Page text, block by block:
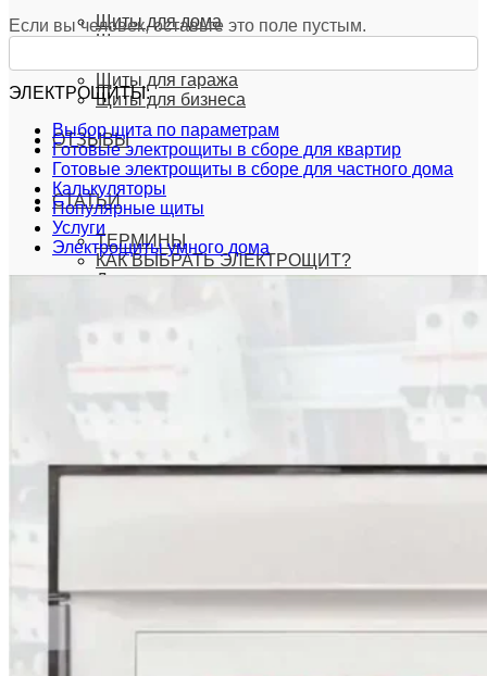
Щиты для дома
Щиты для квартиры
Щиты для гаража
Щиты для бизнеса
ОТЗЫВЫ
СТАТЬИ
ТЕРМИНЫ
КАК ВЫБРАТЬ ЭЛЕКТРОЩИТ?
Другие статьи
Если вы человек, оставьте это поле пустым.
ЭЛЕКТРОЩИТЫ:
Выбор щита по параметрам
Готовые электрощиты в сборе для квартир
Готовые электрощиты в сборе для частного дома
Калькуляторы
Популярные щиты
Услуги
Электрощиты умного дома